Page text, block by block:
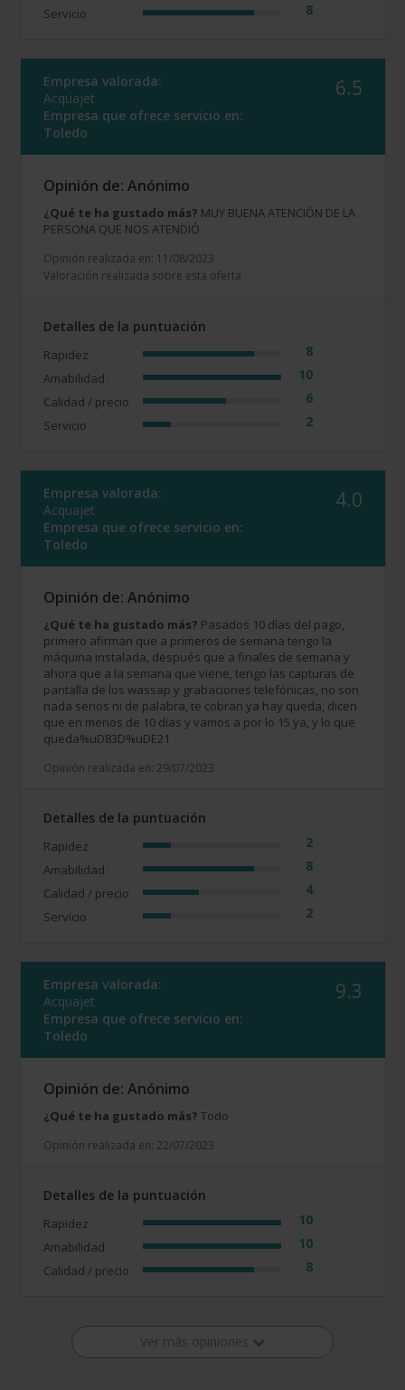
Servicio 8
Empresa valorada:
Acquajet
Empresa que ofrece servicio en:
Toledo
6.5
Opinión de: Anónimo
¿Qué te ha gustado más? MUY BUENA ATENCIÓN DE LA
PERSONA QUE NOS ATENDIÓ
Opinión realizada en: 11/08/2023
Valoración realizada sobre esta oferta
Detalles de la puntuación
Rapidez 8
Amabilidad 10
Calidad / precio 6
Servicio 2
Empresa valorada:
Acquajet
Empresa que ofrece servicio en:
Toledo
4.0
Opinión de: Anónimo
¿Qué te ha gustado más? Pasados 10 días del pago,
primero afirman que a primeros de semana tengo la
máquina instalada, después que a finales de semana y
ahora que a la semana que viene, tengo las capturas de
pantalla de los wassap y grabaciones telefónicas, no son
nada serios ni de palabra, te cobran ya hay queda, dicen
que en menos de 10 días y vamos a por lo 15 ya, y lo que
queda%uD83D%uDE21
Opinión realizada en: 29/07/2023
Detalles de la puntuación
Rapidez 2
Amabilidad 8
Calidad / precio 4
Servicio 2
Empresa valorada:
Acquajet
Empresa que ofrece servicio en:
Toledo
9.3
Opinión de: Anónimo
¿Qué te ha gustado más? Todo
Opinión realizada en: 22/07/2023
Detalles de la puntuación
Rapidez 10
Amabilidad 10
Calidad / precio 8
Ver más opiniones